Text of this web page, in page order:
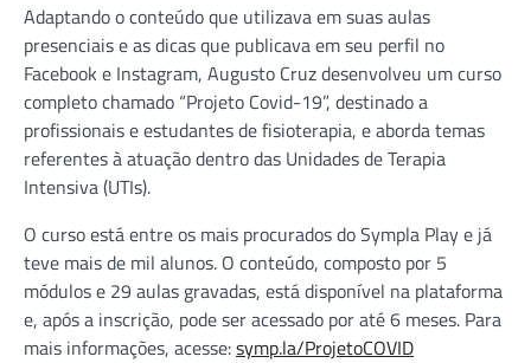
Adaptando o conteúdo que utilizava em suas aulas
presenciais e as dicas que publicava em seu perfil no
Facebook e Instagram, Augusto Cruz desenvolveu um curso
completo chamado “Projeto Covid-19”, destinado a
profissionais e estudantes de fisioterapia, e aborda temas
referentes à atuação dentro das Unidades de Terapia
Intensiva (UTIs).
O curso está entre os mais procurados do Sympla Play e já
teve mais de mil alunos. O conteúdo, composto por 5
módulos e 29 aulas gravadas, está disponível na plataforma
e, após a inscrição, pode ser acessado por até 6 meses. Para
mais informações, acesse:symp.la/ProjetoCOVID